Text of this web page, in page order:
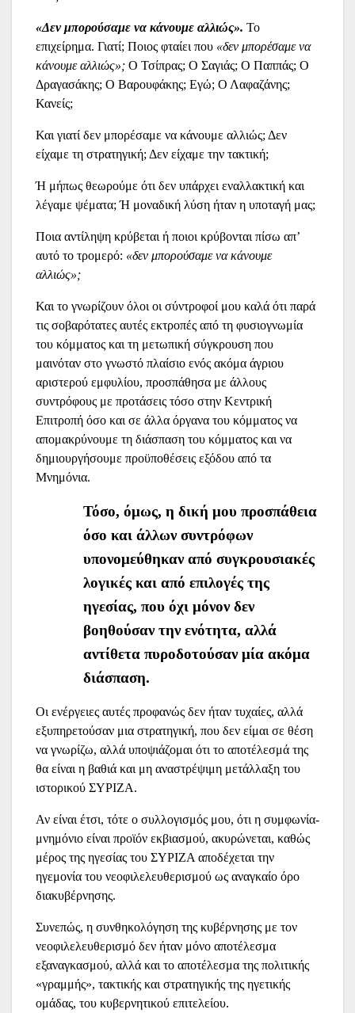
«Δεν μπορούσαμε να κάνουμε αλλιώς». Το
επιχείρημα. Γιατί; Ποιος φταίει που «δεν μπορέσαμε να
κάνουμε αλλιώς»; Ο Τσίπρας; Ο Σαγιάς; Ο Παππάς; Ο
Δραγασάκης; Ο Βαρουφάκης; Εγώ; Ο Λαφαζάνης;
Κανείς;
Και γιατί δεν μπορέσαμε να κάνουμε αλλιώς; Δεν
είχαμε τη στρατηγική; Δεν είχαμε την τακτική;
Ή μήπως θεωρούμε ότι δεν υπάρχει εναλλακτική και
λέγαμε ψέματα; Ή μοναδική λύση ήταν η υποταγή μας;
Ποια αντίληψη κρύβεται ή ποιοι κρύβονται πίσω απ’
αυτό το τρομερό: «δεν μπορούσαμε να κάνουμε
αλλιώς»;
Και το γνωρίζουν όλοι οι σύντροφοί μου καλά ότι παρά
τις σοβαρότατες αυτές εκτροπές από τη φυσιογνωμία
του κόμματος και τη μετωπική σύγκρουση που
μαινόταν στο γνωστό πλαίσιο ενός ακόμα άγριου
αριστερού εμφυλίου, προσπάθησα με άλλους
συντρόφους με προτάσεις τόσο στην Κεντρική
Επιτροπή όσο και σε άλλα όργανα του κόμματος να
απομακρύνουμε τη διάσπαση του κόμματος και να
δημιουργήσουμε προϋποθέσεις εξόδου από τα
Μνημόνια.
Τόσο, όμως, η δική μου προσπάθεια
όσο και άλλων συντρόφων
υπονομεύθηκαν από συγκρουσιακές
λογικές και από επιλογές της
ηγεσίας, που όχι μόνον δεν
βοηθούσαν την ενότητα, αλλά
αντίθετα πυροδοτούσαν μία ακόμα
διάσπαση.
Οι ενέργειες αυτές προφανώς δεν ήταν τυχαίες, αλλά
εξυπηρετούσαν μια στρατηγική, που δεν είμαι σε θέση
να γνωρίζω, αλλά υποψιάζομαι ότι το αποτέλεσμά της
θα είναι η βαθιά και μη αναστρέψιμη μετάλλαξη του
ιστορικού ΣΥΡΙΖΑ.
Αν είναι έτσι, τότε ο συλλογισμός μου, ότι η συμφωνία-
μνημόνιο είναι προϊόν εκβιασμού, ακυρώνεται, καθώς
μέρος της ηγεσίας του ΣΥΡΙΖΑ αποδέχεται την
ηγεμονία του νεοφιλελευθερισμού ως αναγκαίο όρο
διακυβέρνησης.
Συνεπώς, η συνθηκολόγηση της κυβέρνησης με τον
νεοφιλελευθερισμό δεν ήταν μόνο αποτέλεσμα
εξαναγκασμού, αλλά και το αποτέλεσμα της πολιτικής
«γραμμής», τακτικής και στρατηγικής της ηγετικής
ομάδας, του κυβερνητικού επιτελείου.